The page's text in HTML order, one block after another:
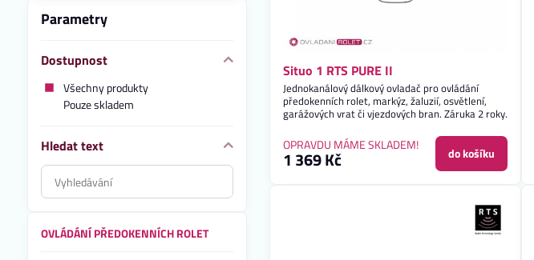
Situo 1 RTS PURE II
Jednokanálový dálkový ovladač pro ovládání
předokenních rolet, markýz, žaluzií, osvětlení,
garážových vrat či vjezdových bran. Záruka 2 roky.
OPRAVDU MÁME SKLADEM!
1 369 Kč do košíku
Parametry
Dostupnost
Všechny produkty
Pouze skladem
Hledat text
Prohledat
výsledky
fulltextem
OVLÁDÁNÍ PŘEDOKENNÍCH ROLET